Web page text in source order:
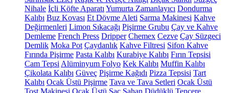
Nihale İçli Köfte Aparatı Yumurta Zamanlayıcı Dondurma
Kalıbı Buz Kovası Et Dövme Aleti Sarma Makinesi Kahve
Değirmenleri Limon Sıkacağı Pişirme Grubu Çay ve Kahve
Demleme French Press Dripper Chemex Cezve Çay Süzgeci
Demlik Moka Pot Çaydanlık Kahve Filtresi Sifon Kahve
Fırında Pişirme Pasta Kalıbı Kurabiye Kalıbı Fırın Tepsisi
Cam Tepsi Alüminyum Folyo Kek Kalıbı Muffin Kalıbı
Çikolata Kalıbı Güveç Pişirme Kağıdı Pizza Tepsisi Tart
Kalıbı Ocak Üstü Pişirme Tava ve Tava Setleri Ocak Üstü
Tost Makinesi Ocak Üstü Sac Sahan Düdüklü Tencere